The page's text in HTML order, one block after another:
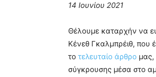
14 Ιουνίου 2021
Θέλουμε καταρχήν να
Κένεθ Γκαλμπρέιθ, που
το τελευταίο άρθρο μας,
σύγκρουσης μέσα στο